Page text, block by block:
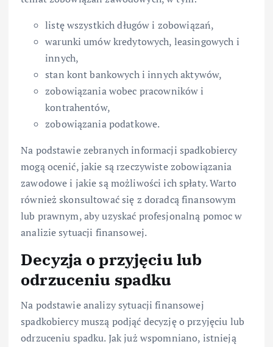
listę wszystkich długów i zobowiązań,
warunki umów kredytowych, leasingowych i
innych,
stan kont bankowych i innych aktywów,
zobowiązania wobec pracowników i
kontrahentów,
zobowiązania podatkowe.
Na podstawie zebranych informacji spadkobiercy
mogą ocenić, jakie są rzeczywiste zobowiązania
zawodowe i jakie są możliwości ich spłaty. Warto
również skonsultować się z doradcą finansowym
lub prawnym, aby uzyskać profesjonalną pomoc w
analizie sytuacji finansowej.
Decyzja o przyjęciu lub
odrzuceniu spadku
Na podstawie analizy sytuacji finansowej
spadkobiercy muszą podjąć decyzję o przyjęciu lub
odrzuceniu spadku. Jak już wspomniano, istnieją